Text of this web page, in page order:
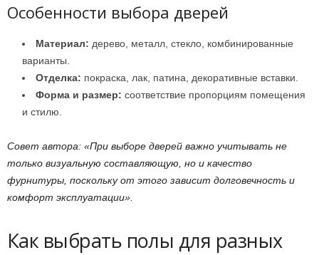
Особенности выбора дверей
Материал: дерево, металл, стекло, комбинированные
варианты.
Отделка: покраска, лак, патина, декоративные вставки.
Форма и размер: соответствие пропорциям помещения
и стилю.
Совет автора: «При выборе дверей важно учитывать не
только визуальную составляющую, но и качество
фурнитуры, поскольку от этого зависит долговечность и
комфорт эксплуатации».
Как выбрать полы для разных